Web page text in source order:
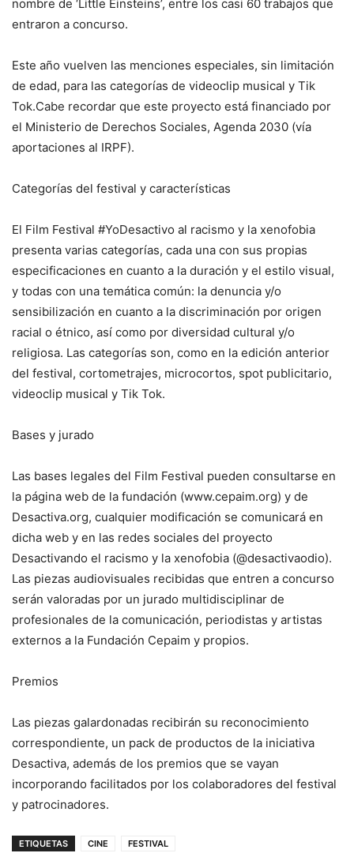
nombre de ‘Little Einsteins’, entre los casi 60 trabajos que
entraron a concurso.
Este año vuelven las menciones especiales, sin limitación
de edad, para las categorías de videoclip musical y Tik
Tok.Cabe recordar que este proyecto está financiado por
el Ministerio de Derechos Sociales, Agenda 2030 (vía
aportaciones al IRPF).
Categorías del festival y características
El Film Festival #YoDesactivo al racismo y la xenofobia
presenta varias categorías, cada una con sus propias
especificaciones en cuanto a la duración y el estilo visual,
y todas con una temática común: la denuncia y/o
sensibilización en cuanto a la discriminación por origen
racial o étnico, así como por diversidad cultural y/o
religiosa. Las categorías son, como en la edición anterior
del festival, cortometrajes, microcortos, spot publicitario,
videoclip musical y Tik Tok.
Bases y jurado
Las bases legales del Film Festival pueden consultarse en
la página web de la fundación (www.cepaim.org) y de
Desactiva.org, cualquier modificación se comunicará en
dicha web y en las redes sociales del proyecto
Desactivando el racismo y la xenofobia (@desactivaodio).
Las piezas audiovisuales recibidas que entren a concurso
serán valoradas por un jurado multidisciplinar de
profesionales de la comunicación, periodistas y artistas
externos a la Fundación Cepaim y propios.
Premios
Las piezas galardonadas recibirán su reconocimiento
correspondiente, un pack de productos de la iniciativa
Desactiva, además de los premios que se vayan
incorporando facilitados por los colaboradores del festival
y patrocinadores.
ETIQUETAS CINE FESTIVAL